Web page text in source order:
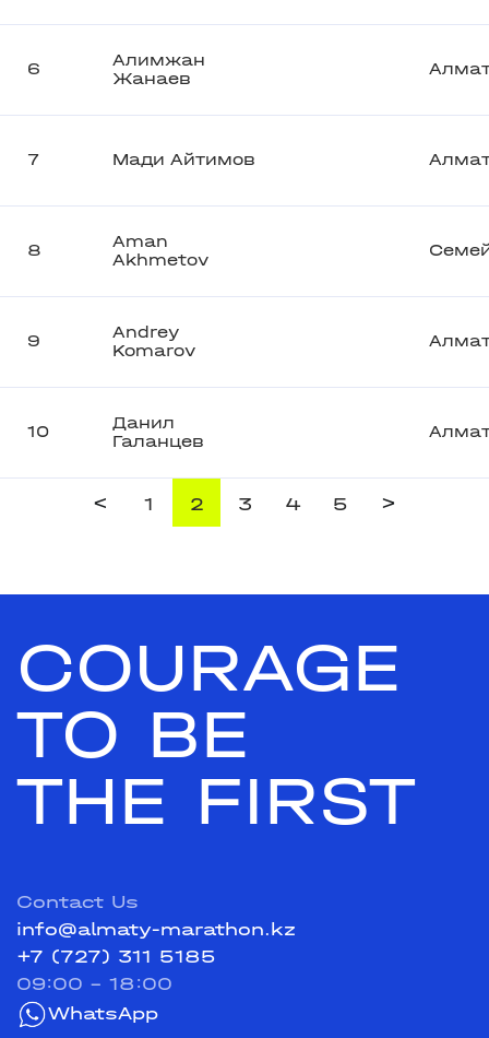
6
Алимжан
Жанаев
7 Мади Айтимов
8
Aman
Akhmetov
9
Andrey
Komarov
10
Данил
Галанцев
< 1 2 3 4 5 >
COURAGE
TO BE
THE FIRST
Contact Us
info@almaty-marathon.kz
+7 (727) 311 5185
09:00 - 18:00
WhatsApp